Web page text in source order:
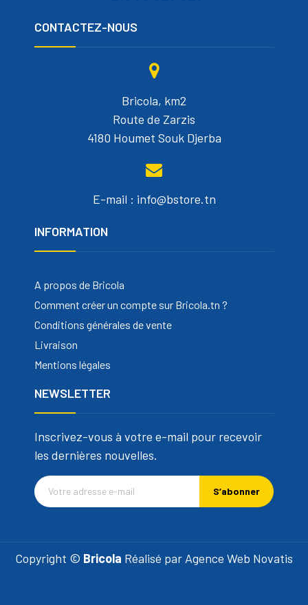
CONTACTEZ-NOUS
Bricola, km2
Route de Zarzis
4180 Houmet Souk Djerba
E-mail : info@bstore.tn
INFORMATION
A propos de Bricola
Comment créer un compte sur Bricola.tn ?
Conditions générales de vente
Livraison
Mentions légales
NEWSLETTER
Inscrivez-vous à votre e-mail pour recevoir
les dernières nouvelles.
S’abonner
Copyright © Bricola Réalisé par Agence Web Novatis